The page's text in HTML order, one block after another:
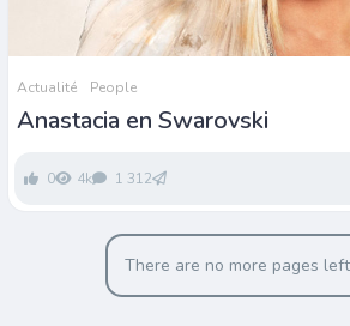
Actualité People
Anastacia en Swarovski
0 4k 1 312
There are no more pages